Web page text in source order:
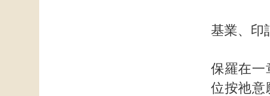
基業、印
保羅在一
位按祂意